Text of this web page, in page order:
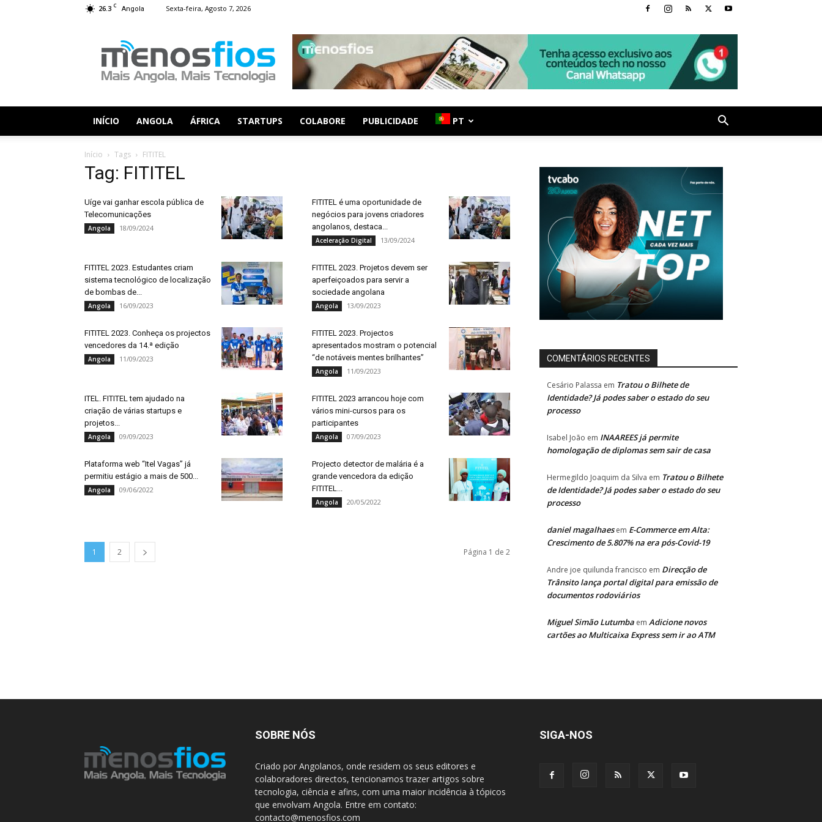
26.3 C Angola Sexta-feira, Agosto 7, 2026
Fios
INÍCIO ANGOLA ÁFRICA STARTUPS COLABORE PUBLICIDADE PT
Início Tags FITITEL
Tag: FITITEL
Uíge vai ganhar escola pública de
Telecomunicações
Angola 18/09/2024
FITITEL é uma oportunidade de
negócios para jovens criadores
angolanos, destaca...
Aceleração Digital 13/09/2024
FITITEL 2023. Estudantes criam
sistema tecnológico de localização
de bombas de...
Angola 16/09/2023
FITITEL 2023. Projetos devem ser
aperfeiçoados para servir a
sociedade angolana
Angola 13/09/2023
FITITEL 2023. Conheça os projectos
vencedores da 14.ª edição
Angola 11/09/2023
FITITEL 2023. Projectos
apresentados mostram o potencial
“de notáveis mentes brilhantes”
Angola 11/09/2023
ITEL. FITITEL tem ajudado na
criação de várias startups e
projetos...
Angola 09/09/2023
FITITEL 2023 arrancou hoje com
vários mini-cursos para os
participantes
Angola 07/09/2023
Plataforma web “Itel Vagas” já
permitiu estágio a mais de 500...
Angola 09/06/2022
Projecto detector de malária é a
grande vencedora da edição
FITITEL...
Angola 20/05/2022
1 2 Página 1 de 2
COMENTÁRIOS RECENTES
Cesário Palassa em Tratou o Bilhete de
Identidade? Já podes saber o estado do seu
processo
Isabel João em INAAREES já permite
homologação de diplomas sem sair de casa
Hermegildo Joaquim da Silva em Tratou o Bilhete
de Identidade? Já podes saber o estado do seu
processo
daniel magalhaesem E-Commerce em Alta:
Crescimento de 5.807% na era pós-Covid-19
Andre joe quilunda francisco em Direcção de
Trânsito lança portal digital para emissão de
documentos rodoviários
Miguel Simão Lutumba em Adicione novos
cartões ao Multicaixa Express sem ir ao ATM
SOBRE NÓS
Criado por Angolanos, onde residem os seus editores e
colaboradores directos, tencionamos trazer artigos sobre
tecnologia, ciência e afins, com uma maior incidência à tópicos
que envolvam Angola. Entre em contato:
contacto@menosfios.com
SIGA-NOS